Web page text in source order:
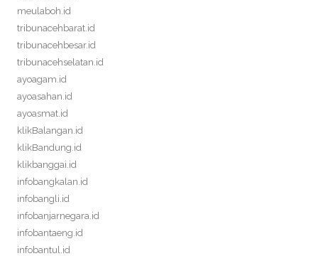
meulaboh.id
tribunacehbarat.id
tribunacehbesar.id
tribunacehselatan.id
ayoagam.id
ayoasahan.id
ayoasmat.id
klikBalangan.id
klikBandung.id
klikbanggai.id
infobangkalan.id
infobangli.id
infobanjarnegara.id
infobantaeng.id
infobantul.id